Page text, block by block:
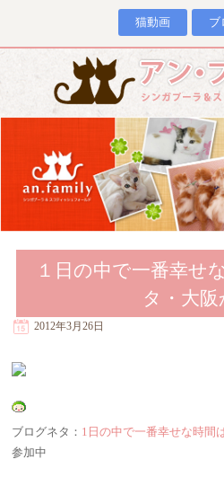
猫動画 ブ
１日の中で一番幸せ
タ・大阪
2012年3月26日
ブログネタ： 1日の中で一番幸せな時間
参加中